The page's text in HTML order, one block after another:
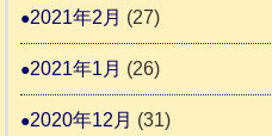
2021年2月 (27)
2021年1月 (26)
2020年12月 (31)